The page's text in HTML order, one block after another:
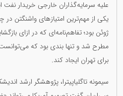
علیه سرمایه‌گذاران خارجی خریدار نفت
ژوئن بود؛ تفاهم‌نامه‌ای که در ازای
مطرح شد و تنها بندی بود که می‌توانست
برای تهران ایجاد کند.
سیمونه تاگلیاپیترا، پژوهشگر ارشد